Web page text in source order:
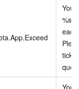
You
%s